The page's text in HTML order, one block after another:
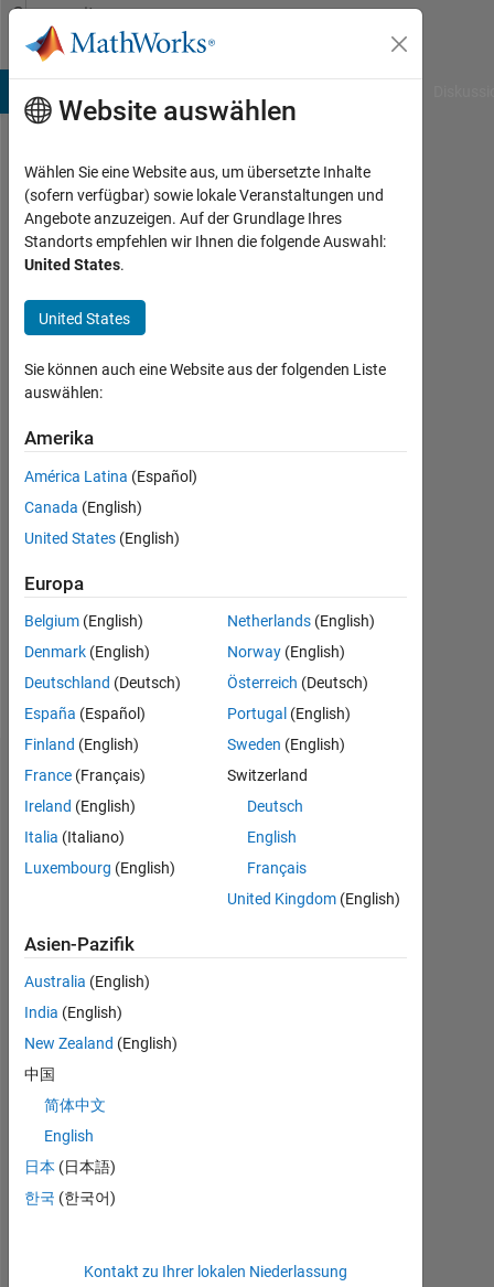
Weiter zum Inhalt
Community
Profile
Theodore
Wilkening
Last
etwa
6
Jahre
Aktiv
seit
2019
0
Following:
0
Follow
Dashboard
Statistik
MATLAB Answers
BEITRÄGE L
0
1
2
Website auswählen
Wählen Sie eine Website aus, um übersetzte Inhalte
(sofern verfügbar) sowie lokale Veranstaltungen und
Angebote anzuzeigen. Auf der Grundlage Ihres
Standorts empfehlen wir Ihnen die folgende Auswahl:
United States.
United States
Sie können auch eine Website aus der folgenden Liste
auswählen:
Amerika
América Latina (Español)
Canada (English)
United States (English)
Europa
Belgium (English)
Denmark (English)
Deutschland (Deutsch)
España (Español)
Finland (English)
France (Français)
Ireland (English)
Italia (Italiano)
Luxembourg (English)
Netherlands (English)
Norway (English)
Österreich (Deutsch)
Portugal (English)
Sweden (English)
Switzerland
Deutsch
English
Français
United Kingdom (English)
Asien-Pazifik
Australia (English)
India (English)
New Zealand (English)
中国
简体中文
English
日本 (日本語)
한국 (한국어)
Kontakt zu Ihrer lokalen Niederlassung